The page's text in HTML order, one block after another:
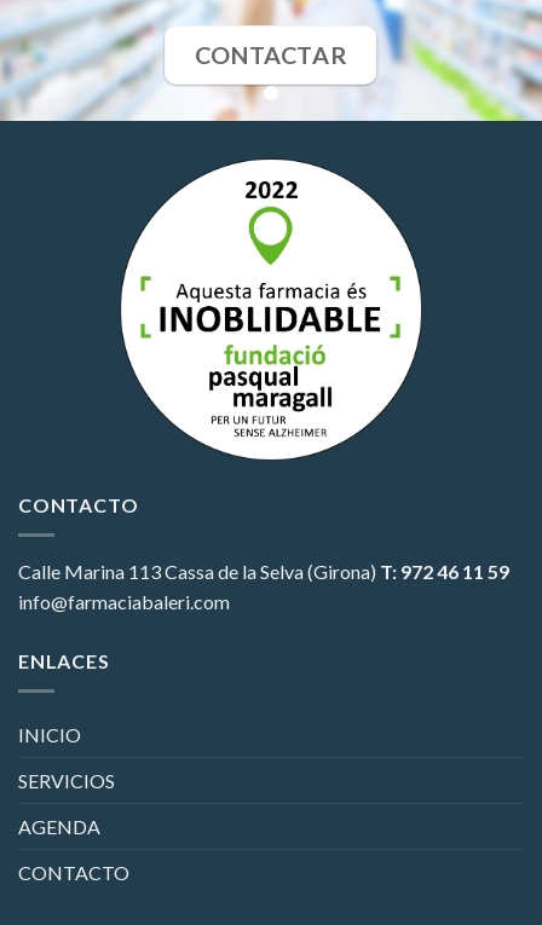
CONTACTAR
CONTACTO
Calle Marina 113Cassa de la Selva (Girona) T: 972 46 11 59
info@farmaciabaleri.com
ENLACES
INICIO
SERVICIOS
AGENDA
CONTACTO